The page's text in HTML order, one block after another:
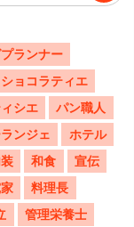
ランナー
ショコラティエ
シエ
パン職人
ンジェ
ホテル
和食
宣伝
料理長
管理栄養士